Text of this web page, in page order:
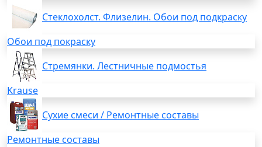
Стеклохолст. Флизелин. Обои под подкраску
Обои под покраску
Стремянки. Лестничные подмостья
Krause
Сухие смеси / Ремонтные составы
Ремонтные составы